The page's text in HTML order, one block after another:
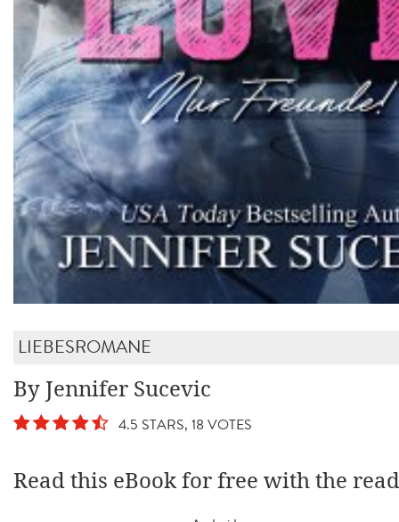
LIEBESROMANE
By Jennifer Sucevic
4.5 STARS, 18 VOTES
Read this eBook for free with the